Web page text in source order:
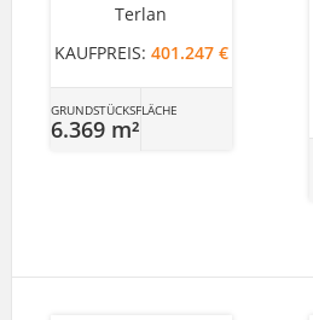
Terlan
KAUFPREIS: 401.247 €
GRUNDSTÜCKSFLÄCHE
6.369 m²